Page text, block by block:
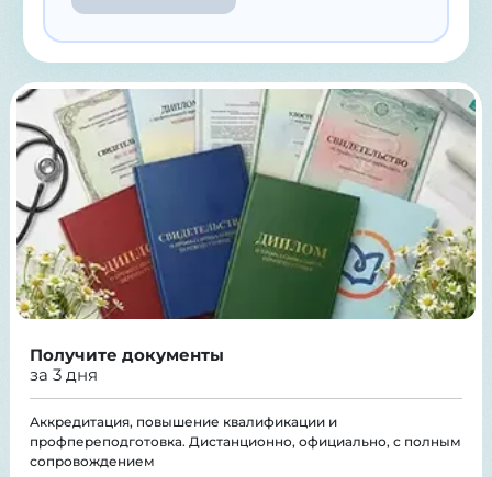
Получите документы
за 3 дня
Аккредитация, повышение квалификации и
профпереподготовка. Дистанционно, официально, с полным
сопровождением